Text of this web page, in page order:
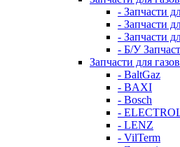
- Запчасти
- Запчасти
- Запчасти
- Б/У
Запчасти для
- BaltGaz
- BAXI
- Bosch
-
- LENZ
- VilTerm